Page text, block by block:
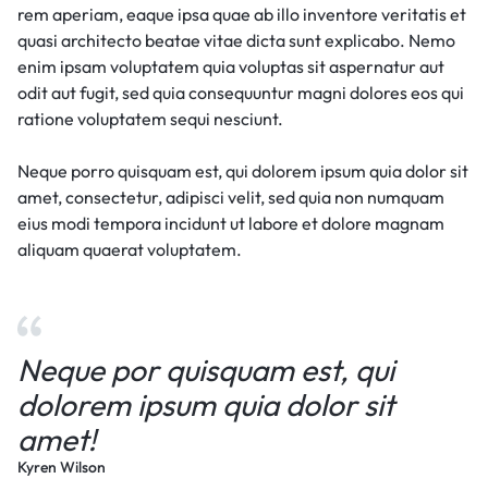
rem aperiam, eaque ipsa quae ab illo inventore veritatis et
quasi architecto beatae vitae dicta sunt explicabo. Nemo
enim ipsam voluptatem quia voluptas sit aspernatur aut
odit aut fugit, sed quia consequuntur magni dolores eos qui
ratione voluptatem sequi nesciunt.
Neque porro quisquam est, qui dolorem ipsum quia dolor sit
amet, consectetur, adipisci velit, sed quia non numquam
eius modi tempora incidunt ut labore et dolore magnam
aliquam quaerat voluptatem.
Neque por quisquam est, qui
dolorem ipsum quia dolor sit
amet!
Kyren Wilson